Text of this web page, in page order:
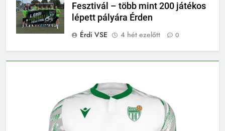
Fesztivál – több mint 200 játékos
lépett pályára Érden
Érdi VSE
4 hét ezelőtt 0